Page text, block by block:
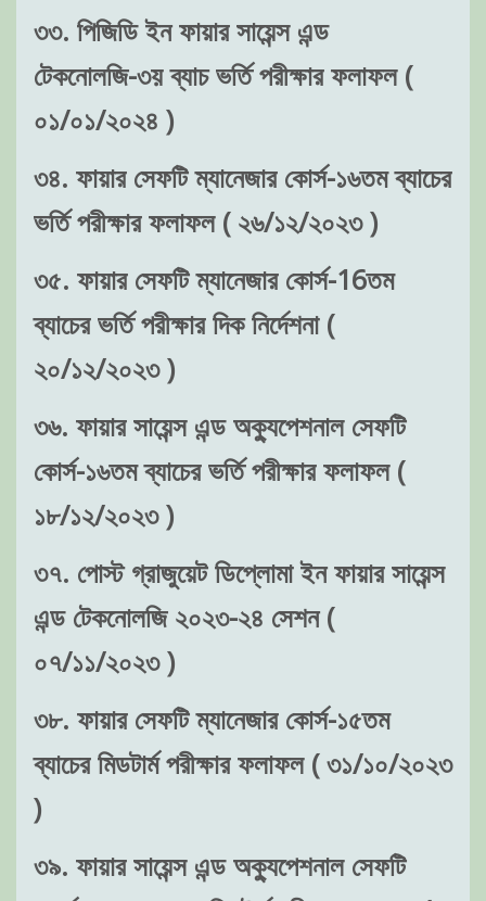
৩৩. পিজিডি ইন ফায়ার সায়েন্স এন্ড
টেকনোলজি-৩য় ব্যাচ ভর্তি পরীক্ষার ফলাফল (
০১/০১/২০২৪ )
৩৪. ফায়ার সেফটি ম্যানেজার কোর্স-১৬তম ব্যাচের
ভর্তি পরীক্ষার ফলাফল ( ২৬/১২/২০২৩ )
৩৫. ফায়ার সেফটি ম্যানেজার কোর্স-16তম
ব্যাচের ভর্তি পরীক্ষার দিক নির্দেশনা (
২০/১২/২০২৩ )
৩৬. ফায়ার সায়েন্স এন্ড অক্যুপেশনাল সেফটি
কোর্স-১৬তম ব্যাচের ভর্তি পরীক্ষার ফলাফল (
১৮/১২/২০২৩ )
৩৭. পোস্ট গ্রাজুয়েট ডিপ্লোমা ইন ফায়ার সায়েন্স
এন্ড টেকনোলজি ২০২৩-২৪ সেশন (
০৭/১১/২০২৩ )
৩৮. ফায়ার সেফটি ম্যানেজার কোর্স-১৫তম
ব্যাচের মিডটার্ম পরীক্ষার ফলাফল ( ৩১/১০/২০২৩
)
৩৯. ফায়ার সায়েন্স এন্ড অক্যুপেশনাল সেফটি